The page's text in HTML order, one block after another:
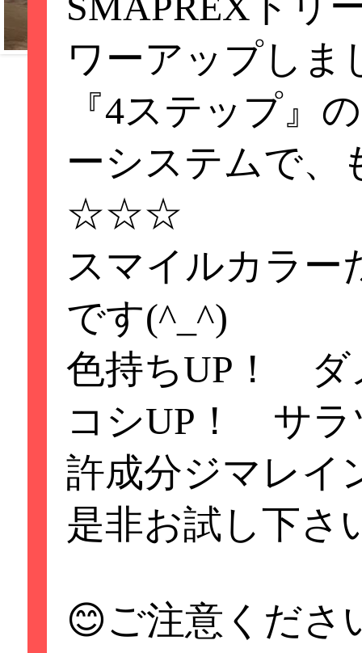
ワーアップしま
『4ステップ』
ーシステムで、
☆☆☆
スマイルカラー
です(^_^)
色持ちUP！
コシUP！ サ
許成分ジマレ
是非お試し下さ
😊ご注意くださ
重要なお知らせ
ーキャッシュレ
【お約束】
予約時間の5分前
店内でお待ち下
ポイントカード
1000円札のご用